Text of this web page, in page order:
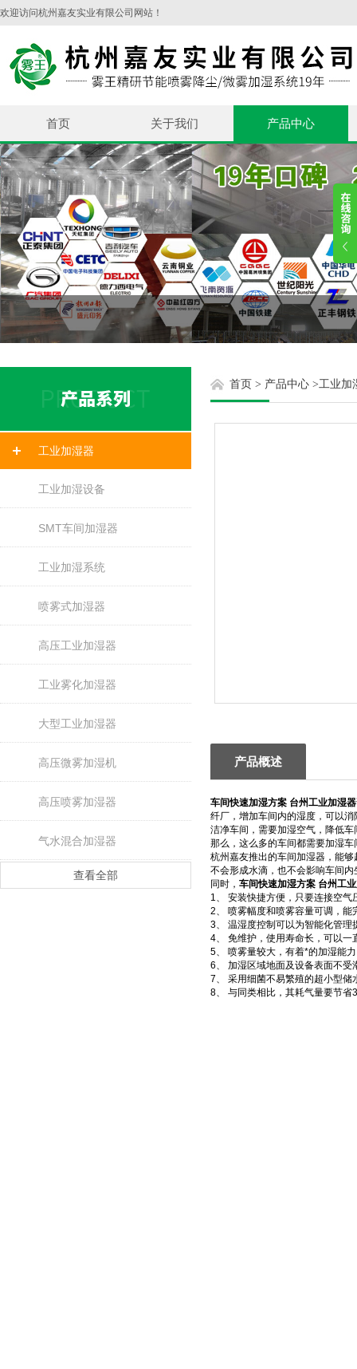
欢迎访问杭州嘉友实业有限公司网站！
首页 关于我们 产品中心
工业加湿器
工业加湿设备
SMT车间加湿器
工业加湿系统
喷雾式加湿器
高压工业加湿器
工业雾化加湿器
大型工业加湿器
高压微雾加湿机
高压喷雾加湿器
气水混合加湿器
查看全部
首页 > 产品中心 >工业加
产品概述
车间快速加湿方案 台州工业加湿器
纤厂，增加车间内的湿度，可以
洁净车间，需要加湿空气，降低车
那么，这么多的车间都需要加湿
杭州嘉友推出的车间加湿器，能
不会形成水滴，也不会影响车间
同时， 车间快速加湿方案 台州工
1、
安装快捷方便，只要连接空气
2、
喷雾幅度和喷雾容量可调，能
3、
温湿度控制可以为智能化管理
4、
免维护，使用寿命长，可以一
5、
喷雾量较大，有着*的加湿能
6、
加湿区域地面及设备表面不受
7、
采用细菌不易繁殖的超小型储
8、
与同类相比，其耗气量要节省